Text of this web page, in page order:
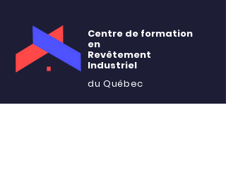
Centre de formation
en
Revêtement
Industriel
du Québec